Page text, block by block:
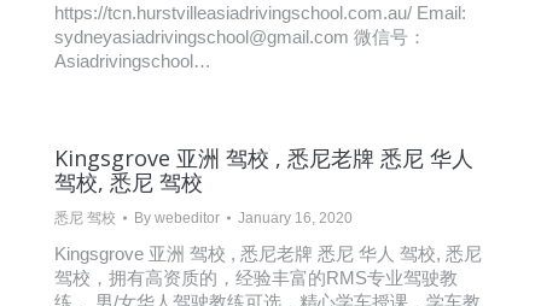
https://tcn.hurstvilleasiadrivingschool.com.au/ Email:
sydneyasiadrivingschool@gmail.com 微信号：
Asiadrivingschool…
Kingsgrove 亚洲 驾校 , 悉尼老牌 悉尼 华人
驾校, 悉尼 驾校
悉尼 驾校 By webeditor January 16, 2020
Kingsgrove 亚洲 驾校 , 悉尼老牌 悉尼 华人 驾校, 悉尼
驾校，拥有高资质的，经验丰富的RMS专业驾驶教
练， 男/女华人驾驶教练可选，精心学车授课，学车教